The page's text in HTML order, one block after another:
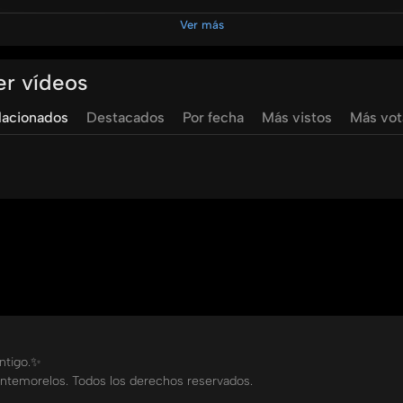
el violín y la integración de valores espirituales en el
explorando el fascinante mundo de la música de cuerda.
Ver más
vídeos
Destacados Por fecha Más vistos Más
Todos los derechos reservados.